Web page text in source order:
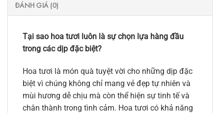
ĐÁNH GIÁ (0)
Tại sao hoa tươi luôn là sự chọn lựa hàng đầu
trong các dịp đặc biệt?
Hoa tươi là món quà tuyệt vời cho những dịp đặc
biệt vì chúng không chỉ mang vẻ đẹp tự nhiên và
mùi hương dễ chịu mà còn thể hiện sự tinh tế và
chân thành trong tình cảm. Hoa tươi có khả năng